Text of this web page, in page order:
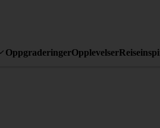
OppgraderingerOpplevelser